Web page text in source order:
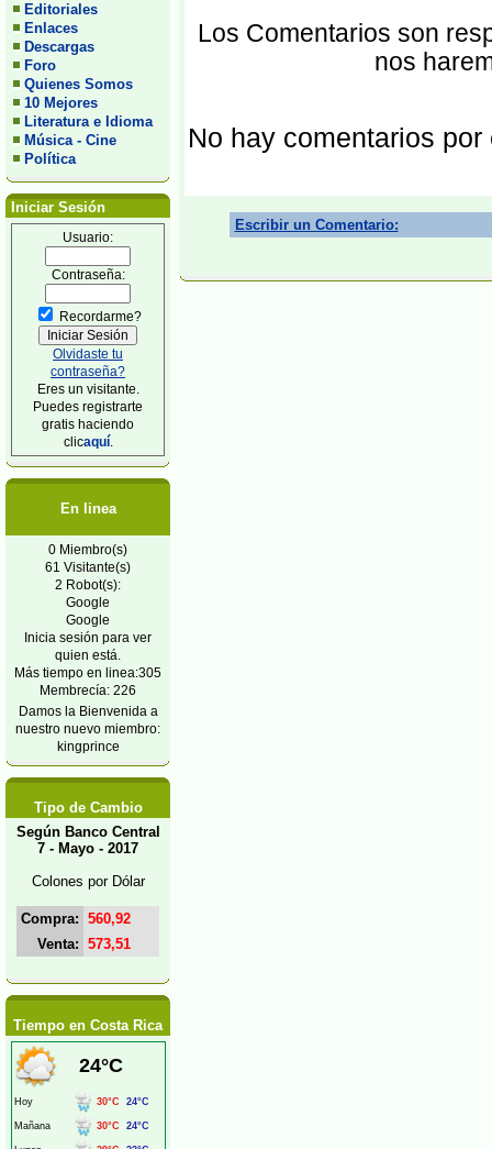
Editoriales
Enlaces
Descargas
Foro
Quienes Somos
10 Mejores
Literatura e Idioma
Música - Cine
Política
Iniciar Sesión
Usuario:
Contraseña:
Recordarme?
Olvidaste tu
contraseña?
Eres un visitante.
Puedes registrarte
gratis haciendo
clicaquí.
En linea
0 Miembro(s)
61 Visitante(s)
2 Robot(s):
Google
Google
Inicia sesión para ver
quien está.
Más tiempo en linea:305
Membrecía: 226
Damos la Bienvenida a
nuestro nuevo miembro:
kingprince
Tipo de Cambio
Según Banco Central
7 - Mayo - 2017
Colones por Dólar
Compra: 560,92
Venta: 573,51
Tiempo en Costa Rica
Los Comentarios son
nos
No hay comentarios por
Escribir un Comentario: